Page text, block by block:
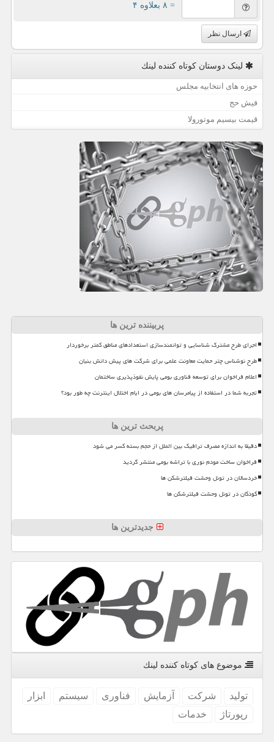
= ۸ بعلاوه ۴
ارسال نظر
لینک دوستان كوتاه كننده لینك
حوزه های انتخابیه مجلس
فیش حج
قیمت بیسیم موتورولا
پربیننده ترین ها
اجرای طرح مشترک شناسایی و توانمندسازی استعدادهای مناطق کمتر برخوردار
طرح نوشناس چتر حمایت معاونت علمی برای شرکت های پیش دانش بنیان
اعلام فراخوان برای توسعه فناوری بومی پایش نفوذپذیری ساختمان
تجربه شما در استفاده از پیامرسان های بومی در ایام اختلال اینترنت چه طور بود؟
پربحث ترین ها
دقیقا به اندازه مصرف ترافیک بین الملل از حجم بسته کسر می شود
فراخوان ساخت مودم نوری با تراشه بومی منتشر گردید
خردسالان در تونل وحشت فیلترشکن ها
کودکان در تونل وحشت فیلترشکن ها
جدیدترین ها
موضوع های كوتاه كننده لینك
تولید شركت آزمایش فناوری سیستم
ابزار
رپورتاژ
خدمات